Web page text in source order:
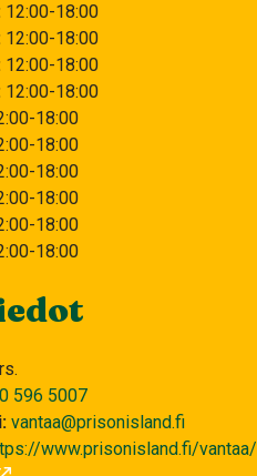
12:00 18:00
12:00 18:00
12:00 18:00
12:00 18:00
18:00
18:00
18:00
18:00
18:00
18:00
596 5007
vantaa@prisonisland.fi
www.prisonisland.fi/vantaa/